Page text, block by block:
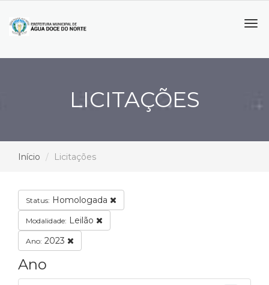
LICITAÇÕES
Início Licitações
Status: Homologada
Modalidade: Leilão
Ano: 2023
Ano